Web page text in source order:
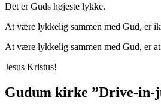
Det er Guds højeste lykke.
At være lykkelig sammen med Gud, er
At være lykkelig sammen med Gud, er
Jesus Kristus!
Gudum kirke ”Drive-in-